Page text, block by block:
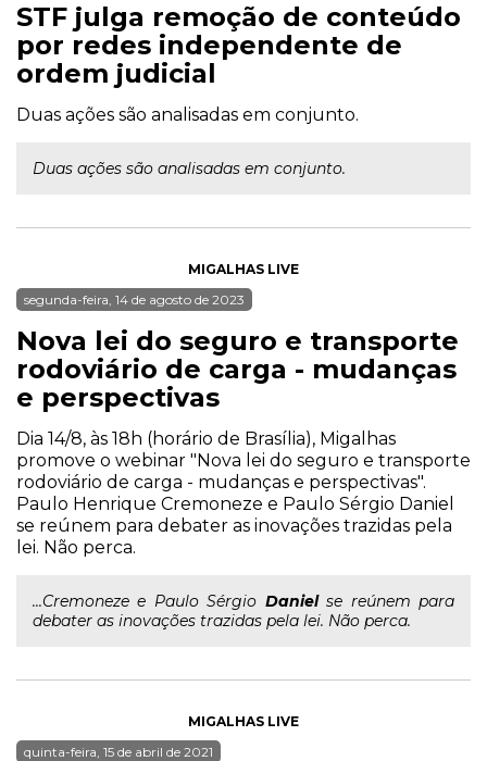
STF julga remoção de conteúdo
por redes independente de
ordem judicial
Duas ações são analisadas em conjunto.
Duas ações são analisadas em conjunto.
MIGALHAS LIVE
segunda-feira, 14 de agosto de 2023
Nova lei do seguro e transporte
rodoviário de carga - mudanças
e perspectivas
Dia 14/8, às 18h (horário de Brasília), Migalhas
promove o webinar "Nova lei do seguro e transporte
rodoviário de carga - mudanças e perspectivas".
Paulo Henrique Cremoneze e Paulo Sérgio Daniel
se reúnem para debater as inovações trazidas pela
lei. Não perca.
...Cremoneze e Paulo Sérgio Danielse reúnem para
debater as inovações trazidas pela lei. Não perca.
MIGALHAS LIVE
quinta-feira, 15 de abril de 2021